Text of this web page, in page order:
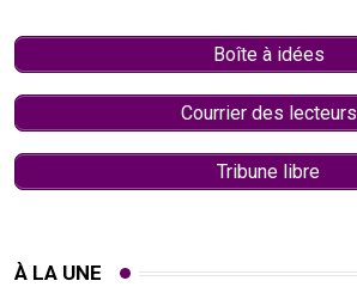
Boîte à idées
Courrier des lecteurs
Tribune libre
À LA UNE